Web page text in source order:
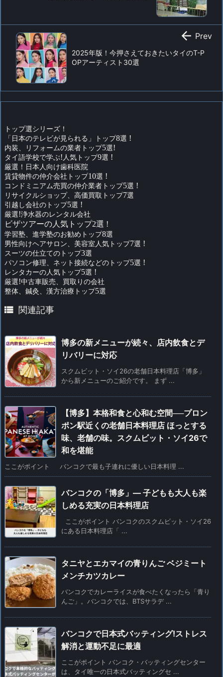
2025年版！今押さえておきたいタイのT-P
OPアーティスト30選
 Prev
トップ選シリーズ！
「日本のテレビが見られる」トップ8選 !
内装、リフォームの業者トップ5選!
タイ語学校で学ぶ! 人気トップ9選 !
厳選！日本人向け歯科医院
賃貸物件の仲介会社トップ10選 !
コンドミニアム売買の仲介業者トップ5選 !
リサイクルショップ、高価買取トップ7選
引越し会社のトップ5選 !
厳選!浄水器のレンタル会社
ビザツアーの人気トップ2選 !
学習塾、進学塾のお勧めトップ8選
男性向けヘアサロン、美容室人気トップ7選 !
スーツの仕立てのトップ3選
パソコン修理、ネット接続などのトップ5選 !
レンタカーの人気トップ5選 !
厳選!中古車販売、買取りの会社
整体、鍼灸、漢方治療トップ5選
 関連記事
博多の新メニューが続々、店内飲食とデ
リバリーに対応
スクムビット・ソイ26の老舗日本料理店「博多」
から新メニューのご紹介です。 まず ...
【博多】本格和食と心和む空間──プロン
ポン駅近くの老舗日本料理店 ほっとする
味、老舗の味。スクムビット・ソイ26で
和を堪能
ここがポイント バンコクで最も子連れに優しい日本料理 ...
バンコクの「博多」— 子どもも大人も楽
しめる充実の日本料理店
ここがポイント バンコクのスクムビット・ソイ26
にある日本料理店「 ...
タニヤとエカマイの青りんご ベジミート
メンチカツカレー
バンコクでカレーライスが食べたくなったら「青り
んご」。バンコクでは、BTSサラデ ...
バンコクで日本式バッティング!ストレス
解消と運動不足に最適
ここがポイント バンコク・バッティングセンター
は、タイ唯一の日本式バッティングセ ...